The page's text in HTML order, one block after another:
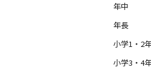
年中
年長
小学1・2
小学3・4